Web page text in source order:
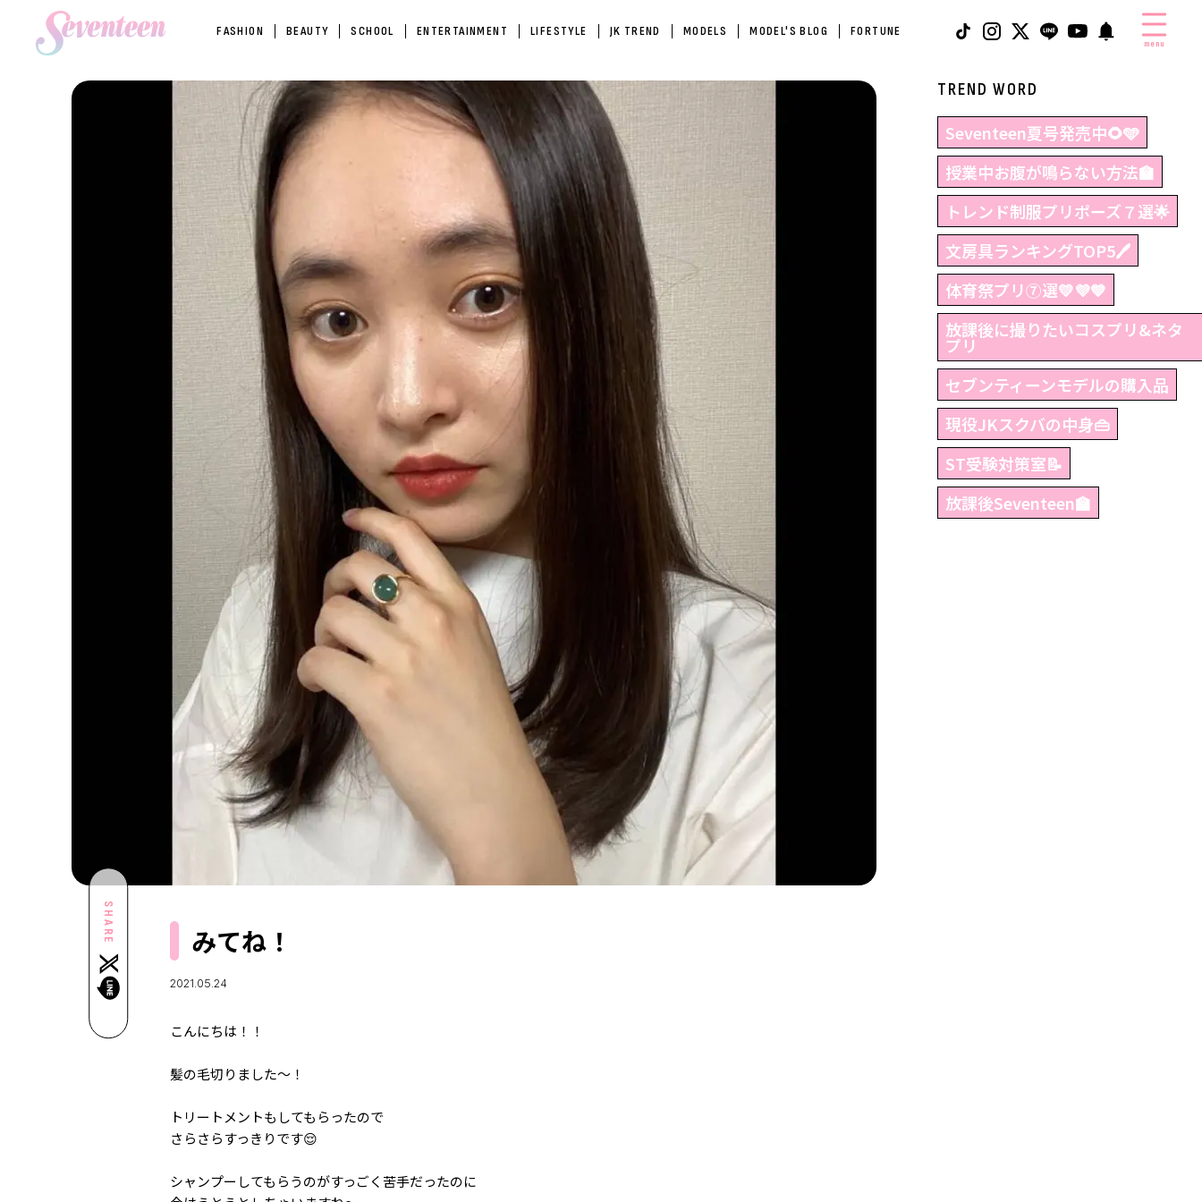
FASHION BEAUTY SCHOOL ENTERTAINMENT LIFESTYLE JK TREND MODELS MODEL'S BLOG FORTUNE
menu
SHARE みてね！
2021.05.24
こんにちは！！
髪の毛切りました〜！
トリートメントもしてもらったので
さらさらすっきりです😌
シャンプーしてもらうのがすっごく苦手だったのに
TREND WORD
Seventeen夏号発売中🌻🩵
授業中お腹が鳴らない方法🏫
トレンド制服プリポーズ７選🌟
文房具ランキングTOP5🖊
体育祭プリ⑦選💛💜💙
放課後に撮りたいコスプリ&ネタ
プリ
セブンティーンモデルの購入品
現役JKスクバの中身👜
ST受験対策室📝
放課後Seventeen🏫